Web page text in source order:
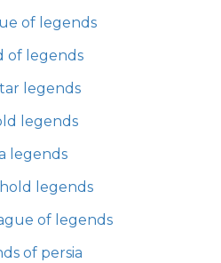
of legends
of legends
legends
legends
legends
legends
of legends
of persia